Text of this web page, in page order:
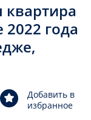
2022 года
Добавить в
избранное